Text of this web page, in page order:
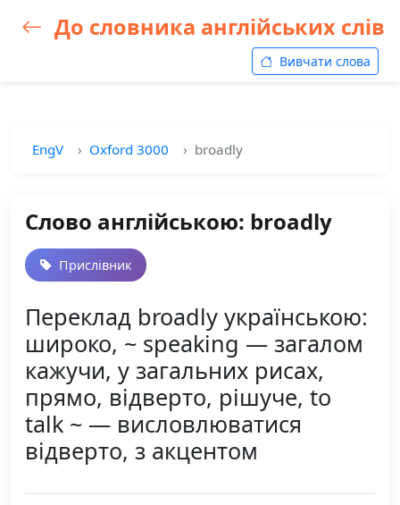
До словника англійських слів
Вивчати слова
EngV Oxford 3000 broadly
Слово англійською: broadly
Прислівник
Переклад broadly українською:
широко, ~ speaking — загалом
кажучи, у загальних рисах,
прямо, відверто, рішуче, to
talk ~ — висловлюватися
відверто, з акцентом